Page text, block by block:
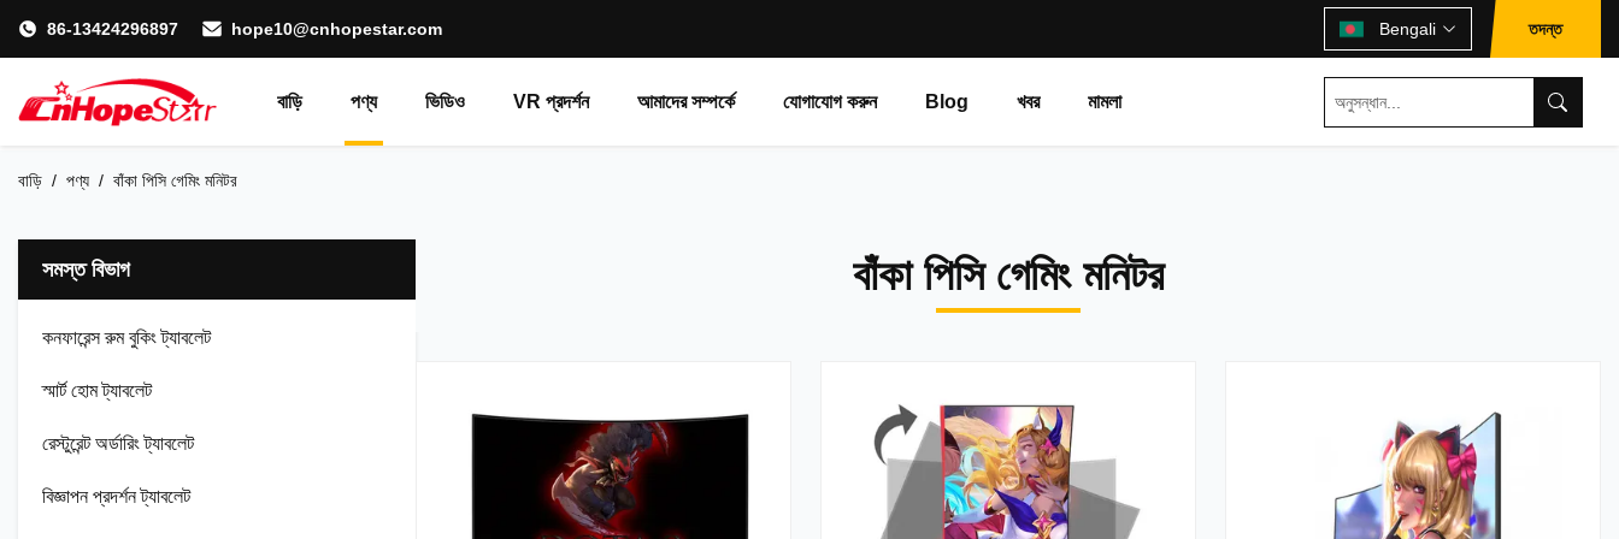
86-13424296897 hope10@cnhopestar.com Bengali তদন্ত
বাড়ি পণ্য ভিডিও VR প্রদর্শন আমাদের সম্পর্কে যোগাযোগ করুন Blog খবর মামলা
বাড়ি / পণ্য / বাঁকা পিসি গেমিং মনিটর
সমস্ত বিভাগ
কনফারেন্স রুম বুকিং ট্যাবলেট
স্মার্ট হোম ট্যাবলেট
রেস্টুরেন্ট অর্ডারিং ট্যাবলেট
বিজ্ঞাপন প্রদর্শন ট্যাবলেট
বাঁকা পিসি গেমিং মনিটর